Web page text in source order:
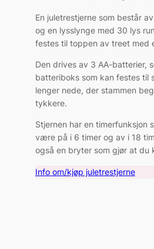
En juletrestjerne som består
og en lysslynge med 30 lys
festes til toppen av treet med
Den drives av 3 AA-batterier,
batteriboks som kan festes til
lenger nede, der stammen
tykkere.
Stjernen har en timerfunksjon
være på i 6 timer og av i 18
også en bryter som gjør at du
Info om/kjøp juletrestjerne